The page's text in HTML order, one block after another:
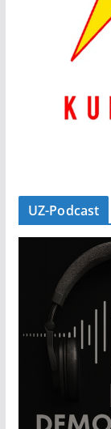
UZ-Podcast